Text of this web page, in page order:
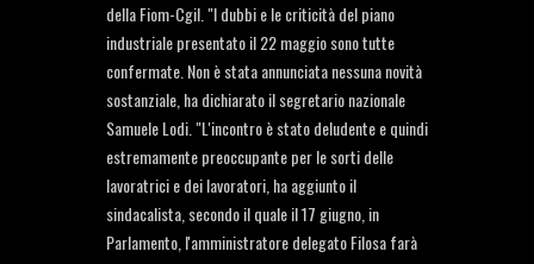
della Fiom-Cgil. "I dubbi e le criticità del piano
industriale presentato il 22 maggio sono tutte
confermate. Non è stata annunciata nessuna novità
sostanziale, ha dichiarato il segretario nazionale
Samuele Lodi. "L'incontro è stato deludente e quindi
estremamente preoccupante per le sorti delle
lavoratrici e dei lavoratori, ha aggiunto il
sindacalista, secondo il quale il 17 giugno, in
Parlamento, l'amministratore delegato Filosa farà